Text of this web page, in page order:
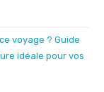
voyage ? Guide
idéale pour vos